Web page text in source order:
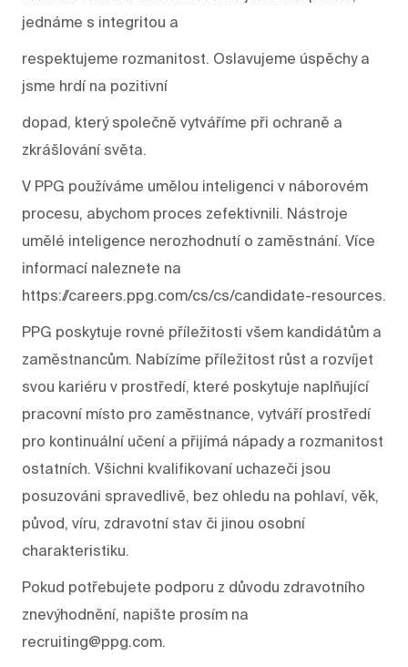
jednáme s integritou a
respektujeme rozmanitost. Oslavujeme úspěchy a
jsme hrdí na pozitivní
dopad, který společně vytváříme při ochraně a
zkrášlování světa.
V PPG používáme umělou inteligenci v náborovém
procesu, abychom proces zefektivnili. Nástroje
umělé inteligence nerozhodnutí o zaměstnání. Více
informací naleznete na
https://careers.ppg.com/cs/cs/candidate-resources.
PPG poskytuje rovné příležitosti všem kandidátům a
zaměstnancům. Nabízíme příležitost růst a rozvíjet
svou kariéru v prostředí, které poskytuje naplňující
pracovní místo pro zaměstnance, vytváří prostředí
pro kontinuální učení a přijímá nápady a rozmanitost
ostatních. Všichni kvalifikovaní uchazeči jsou
posuzováni spravedlivě, bez ohledu na pohlaví, věk,
původ, víru, zdravotní stav či jinou osobní
charakteristiku.
Pokud potřebujete podporu z důvodu zdravotního
znevýhodnění, napište prosím na
recruiting@ppg.com.